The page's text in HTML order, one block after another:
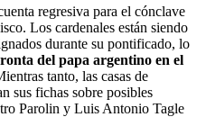
regresiva para el cónclave
Los cardenales están siendo
durante su pontificado, lo
del papa argentino en el
tanto, las casas de
sus fichas sobre posibles
Parolin y Luis Antonio Tagle